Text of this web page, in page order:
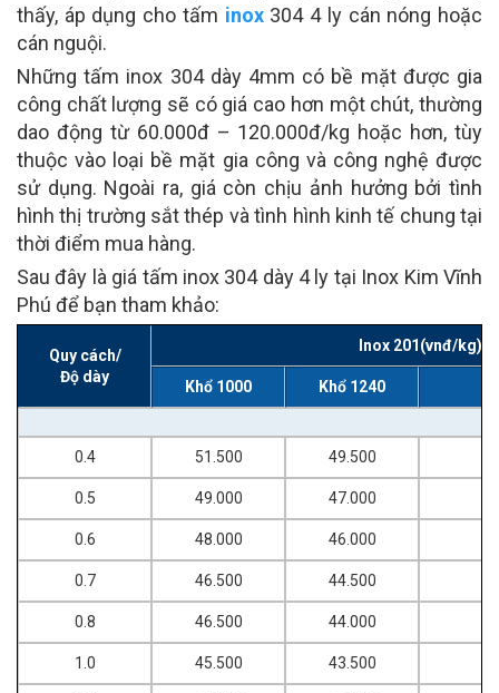
thấy, áp dụng cho tấm inox304 4 ly cán nóng hoặc
cán nguội.
Những tấm inox 304 dày 4mm có bề mặt được gia
công chất lượng sẽ có giá cao hơn một chút, thường
dao động từ 60.000đ – 120.000đ/kg hoặc hơn, tùy
thuộc vào loại bề mặt gia công và công nghệ được
sử dụng. Ngoài ra, giá còn chịu ảnh hưởng bởi tình
hình thị trường sắt thép và tình hình kinh tế chung tại
thời điểm mua hàng.
Sau đây là giá tấm inox 304 dày 4 ly tại Inox Kim Vĩnh
Phú để bạn tham khảo:
Quy cách/
Độ dày
Inox 201(vnđ/kg)
Khổ 1000 Khổ 1240
0.4 51.500 49.500
0.5 49.000 47.000
0.6 48.000 46.000
0.7 46.500 44.500
0.8 46.500 44.000
1.0 45.500 43.500